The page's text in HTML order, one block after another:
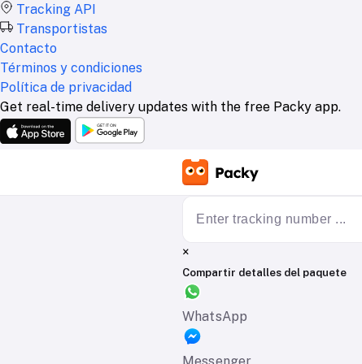
Tracking API
Transportistas
Contacto
Términos y condiciones
Política de privacidad
Get real-time delivery updates with the free Packy app.
×
Compartir detalles del paquete
WhatsApp